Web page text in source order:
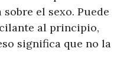
el sexo. Puede
al principio,
significa que no la